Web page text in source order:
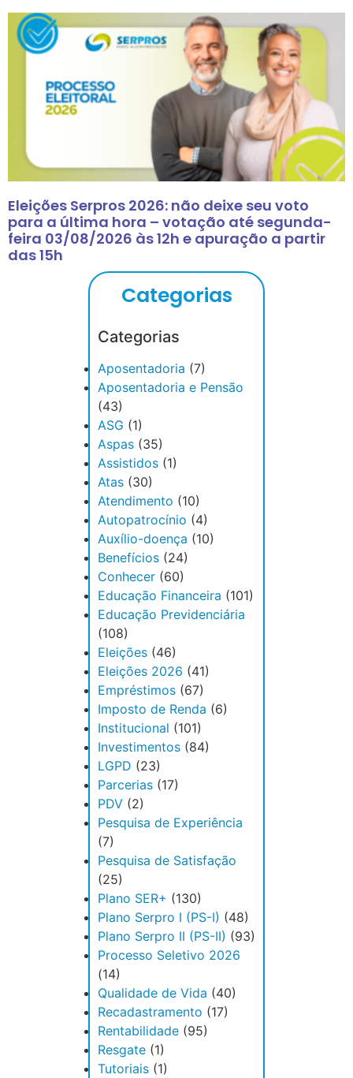
Eleições Serpros 2026: não deixe seu voto
para a última hora – votação até segunda-
feira 03/08/2026 às 12h e apuração a partir
das 15h
Categorias
Categorias
Aposentadoria (7)
Aposentadoria e Pensão
(43)
ASG (1)
Aspas (35)
Assistidos (1)
Atas (30)
Atendimento (10)
Autopatrocínio (4)
Auxílio-doença (10)
Benefícios (24)
Conhecer (60)
Educação Financeira (101)
Educação Previdenciária
(108)
Eleições (46)
Eleições 2026 (41)
Empréstimos (67)
Imposto de Renda (6)
Institucional (101)
Investimentos (84)
LGPD (23)
Parcerias (17)
PDV (2)
Pesquisa de Experiência
(7)
Pesquisa de Satisfação
(25)
Plano SER+ (130)
Plano Serpro I (PS-I) (48)
Plano Serpro II (PS-II) (93)
Processo Seletivo 2026
(14)
Qualidade de Vida (40)
Recadastramento (17)
Rentabilidade (95)
Resgate (1)
Tutoriais (1)